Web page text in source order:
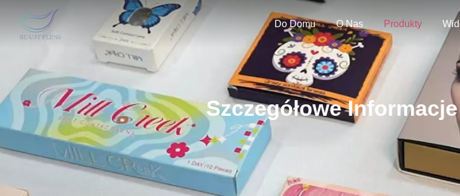
Do Domu O Nas Produkty
Szczegółowe